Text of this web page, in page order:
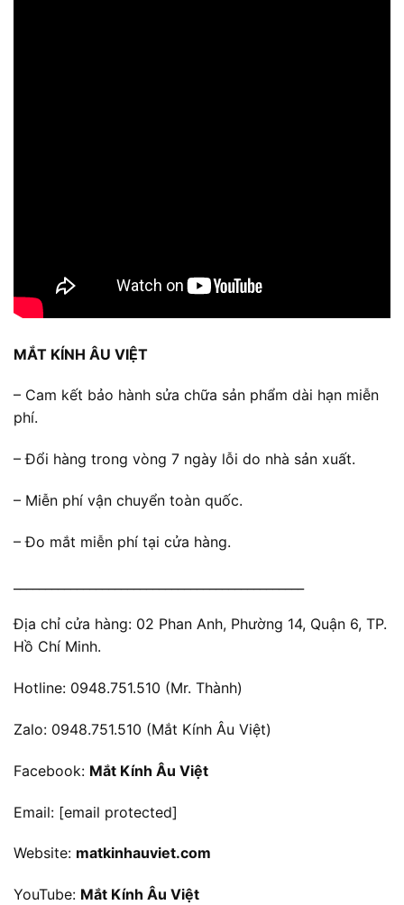
MẮT KÍNH ÂU VIỆT
– Cam kết bảo hành sửa chữa sản phẩm dài hạn miễn
phí.
– Đổi hàng trong vòng 7 ngày lỗi do nhà sản xuất.
– Miễn phí vận chuyển toàn quốc.
– Đo mắt miễn phí tại cửa hàng.
Địa chỉ cửa hàng: 02 Phan Anh, Phường 14, Quận 6, TP.
Hồ Chí Minh.
Hotline: 0948.751.510 (Mr. Thành)
Zalo: 0948.751.510 (Mắt Kính Âu Việt)
Facebook: Mắt Kính Âu Việt
Email: [email protected]
Website: matkinhauviet.com
YouTube: Mắt Kính Âu Việt